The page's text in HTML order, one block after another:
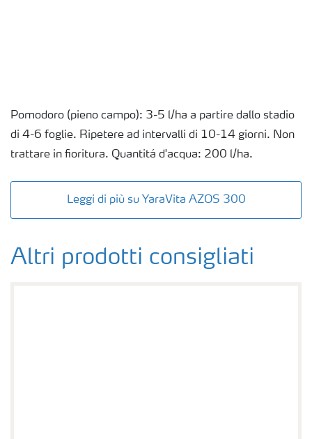
Pomodoro (pieno campo): 3-5 l/ha a partire dallo stadio
di 4-6 foglie. Ripetere ad intervalli di 10-14 giorni. Non
trattare in fioritura. Quantitá d'acqua: 200 l/ha.
Leggi di più su YaraVita AZOS 300
Altri prodotti consigliati